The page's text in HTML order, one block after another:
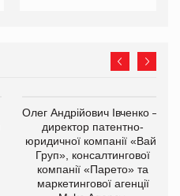
Олег Андрійович Івченко —
директор патентно-
юридичної компанії «Вайз
Груп», консалтингової
компанії «Парето» та
маркетингової агенції